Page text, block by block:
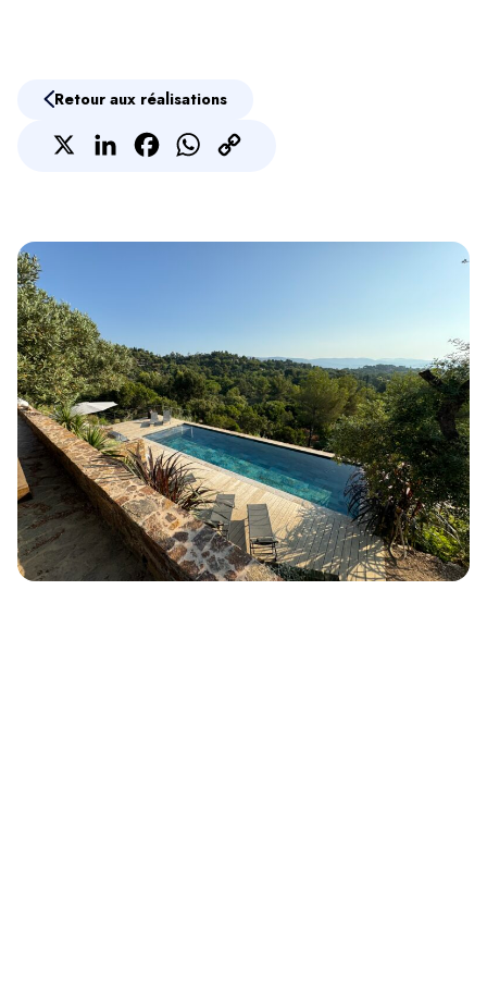
Retour aux réalisations
LinkedInFacebookContactez-nous via WhatsApp